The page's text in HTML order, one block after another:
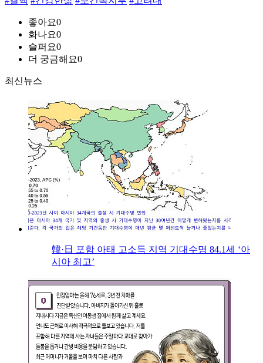
좋아요0
화나요0
슬퍼요0
더 궁금해요0
최신뉴스
韓·日 포함 아태 고소득 지역 기대수명 84.1세 ‘아
시아 최고’